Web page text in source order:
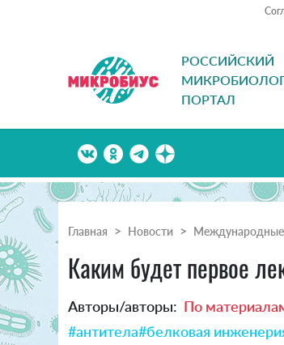
РОССИЙСКИЙ
ПОРТАЛ
Главная Новости Международные
Каким будет первое
Авторы/авторы: По
#антитела#белковая